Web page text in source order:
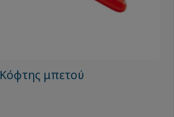
Κόφτης μπετού